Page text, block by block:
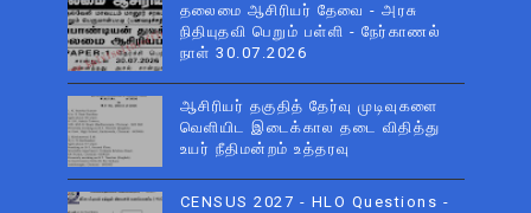
தலைமை ஆசிரியர் தேவை - அரசு
நிதியுதவி பெறும் பள்ளி - நேர்காணல்
நாள் 30.07.2026
ஆசிரியர் தகுதித் தேர்வு முடிவுகளை
வெளியிட இடைக்கால தடை விதித்து
உயர் நீதிமன்றம் உத்தரவு
CENSUS 2027 - HLO Questions -